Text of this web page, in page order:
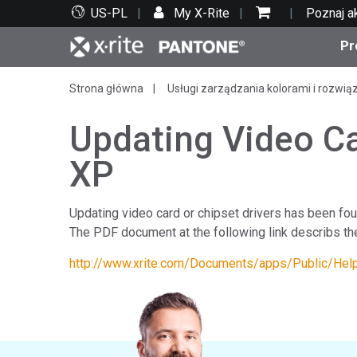
US-PL My X-Rite Poznaj
Top produkty
Druk i opakowania
Motoryzacja
Wsparcie techniczne
Zasoby edukacyjne
Strona główna Usługi zarządzania kolorami i
Updating Video
XP
Updating video card or chipset drivers has been
The PDF document at the following link describs
http://www.xrite.com/Documents/apps/Public/